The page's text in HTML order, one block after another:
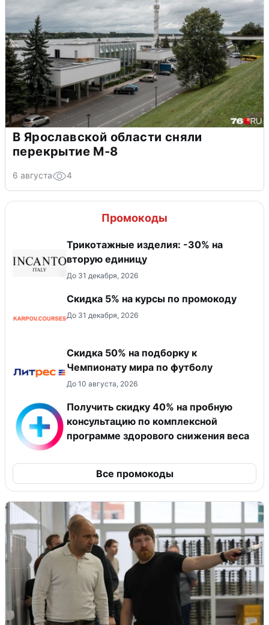
В Ярославской области сняли
перекрытие М-8
6 августа 4
Промокоды
Трикотажные изделия: -30% на
вторую единицу
До 31 декабря, 2026
Скидка 5% на курсы по промокоду
До 31 декабря, 2026
Скидка 50% на подборку к
Чемпионату мира по футболу
До 10 августа, 2026
Получить скидку 40% на пробную
консультацию по комплексной
программе здорового снижения веса
Все промокоды